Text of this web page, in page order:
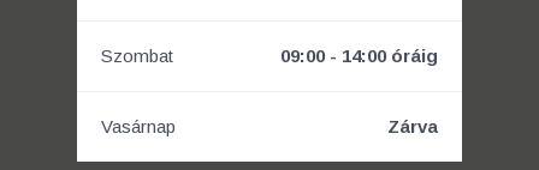
Szombat 09:00 - 14:00 óráig
Vasárnap Zárva